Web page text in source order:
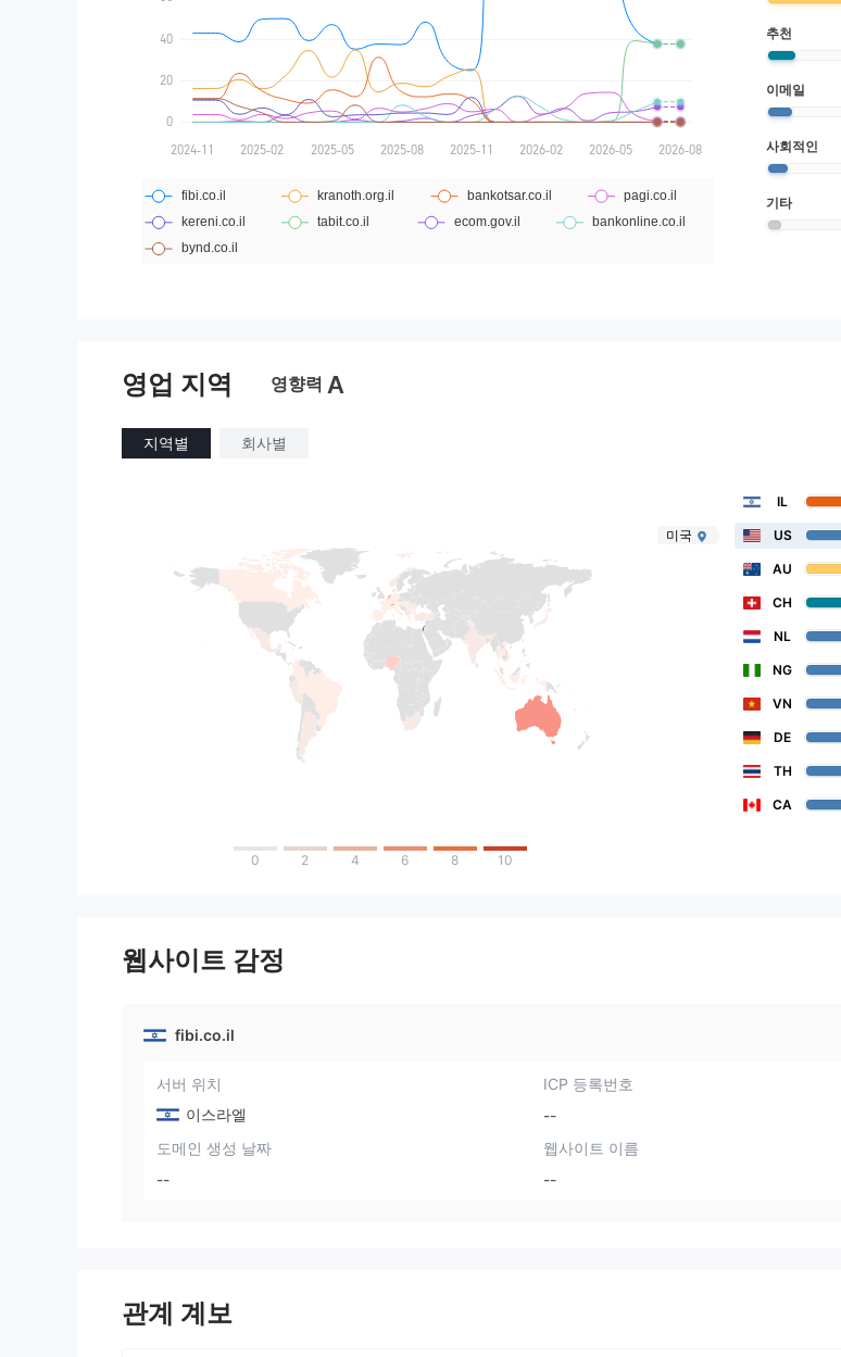
추천
이메일
사회적인
기타
영업 지역 영향력 A
지역별 회사별
0 2 4 6 8 10
IL
미국 US
AU
CH
NL
NG
VN
DE
TH
CA
웹사이트 감정
fibi.co.il
서버 위치
이스라엘
ICP 등록번호
--
도메인 생성 날짜
--
웹사이트 이름
--
관계 계보